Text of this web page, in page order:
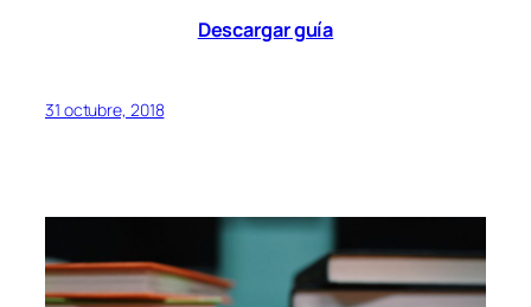
Descargar guía
31 octubre, 2018